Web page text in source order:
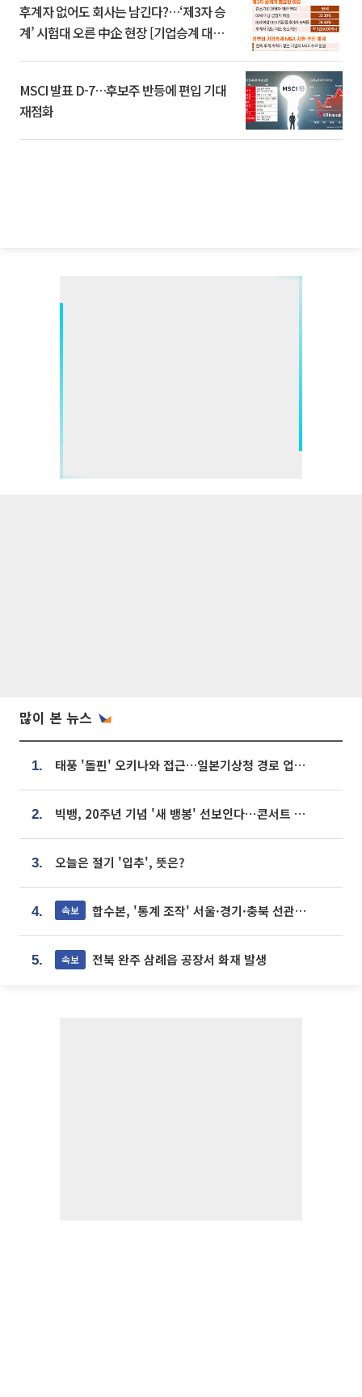
후계자 없어도 회사는 남긴다?…‘제3자 승
계’ 시험대 오른 中企 현장 [기업승계 대전
MSCI 발표 D-7…후보주 반등에 편입 기대
재점화
많이 본 뉴스
1. 태풍 '돌핀' 오키나와 접근…일본기상청 경로 업데이트
2. 빅뱅, 20주년 기념 '새 뱅봉' 선보인다⋯콘서트 앞두고 팝업 개최
3. 오늘은 절기 '입추', 뜻은?
4. 속보 합수본, '통계 조작' 서울·경기·충북 선관위 등 추가 압수수색
5. 속보 전북 완주 삼례읍 공장서 화재 발생